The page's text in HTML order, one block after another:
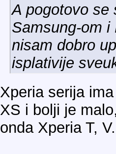
A pogotovo se
Samsung-om
nisam dobro
isplativije
Xperia serija
XS i bolji je
onda Xperia T,